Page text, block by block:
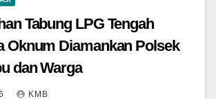
Tabung LPG Tengah
Oknum Diamankan Polsek
dan Warga
KMB